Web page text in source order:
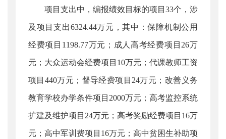
项目支出中，编报绩效目标的项目33个，涉
及项目支出6324.44万元，其中：保障机制公用
经费项目1198.77万元；成人高考经费项目26万
元；大众运动会经费项目10万元；代课教师工资
项目440万元；督导经费项目24万元；改善义务
教育学校办学条件项目2000万元；高考监控系统
扩建及维护项目24万元；高考奖励经费项目16万
元；高中军训费项目16万元；高中贫困生补助项